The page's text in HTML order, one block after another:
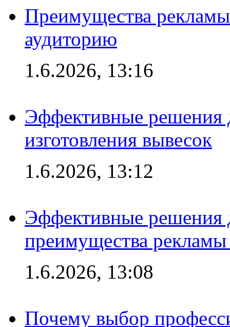
Преимущества
аудиторию
1.6.2026, 13:16
Эффективные решения
изготовления вывесок
1.6.2026, 13:12
Эффективные решения
преимущества рекламы
1.6.2026, 13:08
Почему выбор